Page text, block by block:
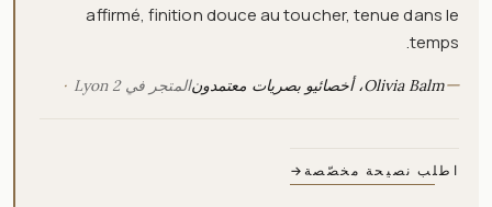
affirmé, finition douce au toucher, tenue dans le
temps.
—Olivia Balm، أخصائيو بصريات معتمدون المتجر في Lyon 2
اطلب نصيحة مخصّصة →